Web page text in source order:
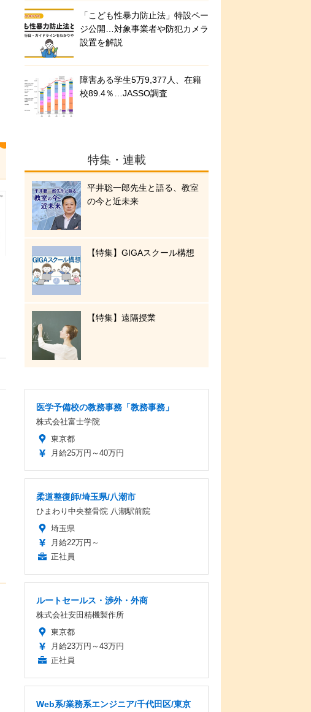
「こども性暴力防止法」特設ペー
ジ公開…対象事業者や防犯カメラ
設置を解説
障害ある学生5万9,377人、在籍
校89.4％…JASSO調査
特集・連載
平井聡一郎先生と語る、教室
の今と近未来
【特集】GIGAスクール構想
【特集】遠隔授業
医学予備校の教務事務「教務事務」
株式会社富士学院
東京都
月給25万円～40万円
柔道整復師/埼玉県/八潮市
ひまわり中央整骨院 八潮駅前院
埼玉県
月給22万円～
正社員
ルートセールス・渉外・外商
株式会社安田精機製作所
東京都
月給23万円～43万円
正社員
Web系/業務系エンジニア/千代田区/東京